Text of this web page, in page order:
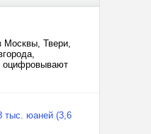
Москвы, Твери,
оцифровывают
тыс. юаней (3,6